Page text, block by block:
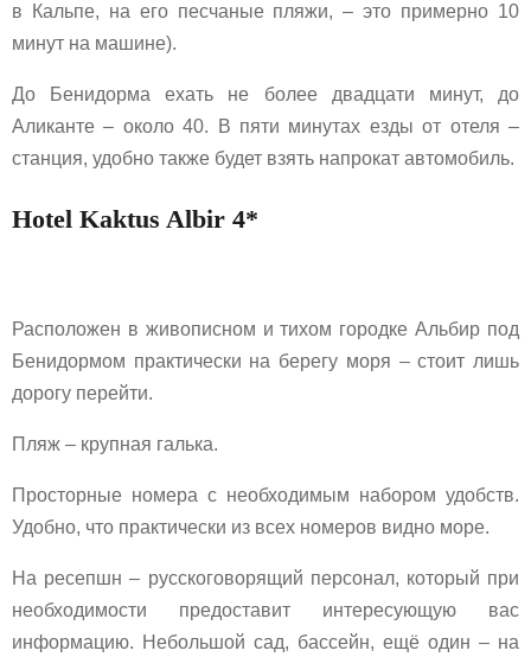
в Кальпе, на его песчаные пляжи, – это примерно 10
минут на машине).
До Бенидорма ехать не более двадцати минут, до
Аликанте – около 40. В пяти минутах езды от отеля –
станция, удобно также будет взять напрокат автомобиль.
Hotel Kaktus Albir 4*
Расположен в живописном и тихом городке Альбир под
Бенидормом практически на берегу моря – стоит лишь
дорогу перейти.
Пляж – крупная галька.
Просторные номера с необходимым набором удобств.
Удобно, что практически из всех номеров видно море.
На ресепшн – русскоговорящий персонал, который при
необходимости предоставит интересующую вас
информацию. Небольшой сад, бассейн, ещё один – на